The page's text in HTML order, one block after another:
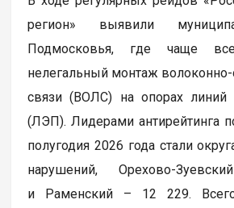
регион» выявили
Подмосковья, где чаще
нелегальный монтаж волоконно-
связи (ВОЛС) на опорах линий
(ЛЭП). Лидерами антирейтинга
полугодия 2026 года стали
нарушений, Орехово-
и Раменский – 12 229.